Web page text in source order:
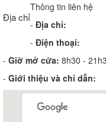
Địa chỉ
Thông tin liên hệ
- Địa chỉ:
- Điện thoại:
- Giờ mở cửa: 8h30 -
- Giới thiệu và chỉ dẫn: